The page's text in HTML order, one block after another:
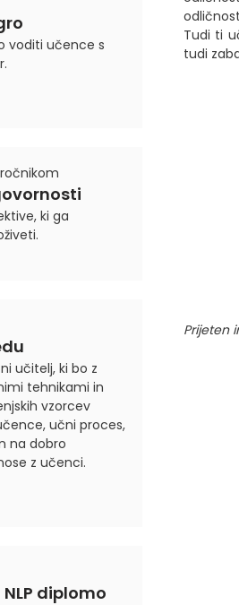
voditi učence s
ki ga
učitelj, ki bo z
tehnikami in
vzorcev
učni proces,
na dobro
z učenci.
NLP diplomo
Tudi ti
tudi
Prijeten